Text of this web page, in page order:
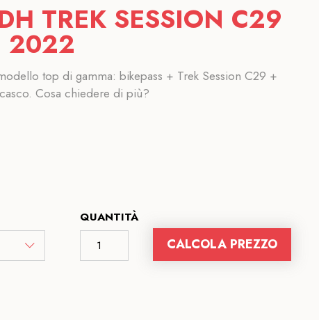
TREK SESSION C29
2022
top di gamma: bikepass + Trek Session C29 +
Cosa chiedere di più?
QUANTITÀ
CALCOLA PREZZO